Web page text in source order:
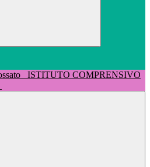
ISTITUTO COMPRENSIVO